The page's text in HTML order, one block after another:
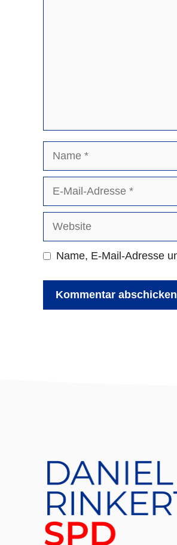
Name
Website
Name, E-Mail-Adresse